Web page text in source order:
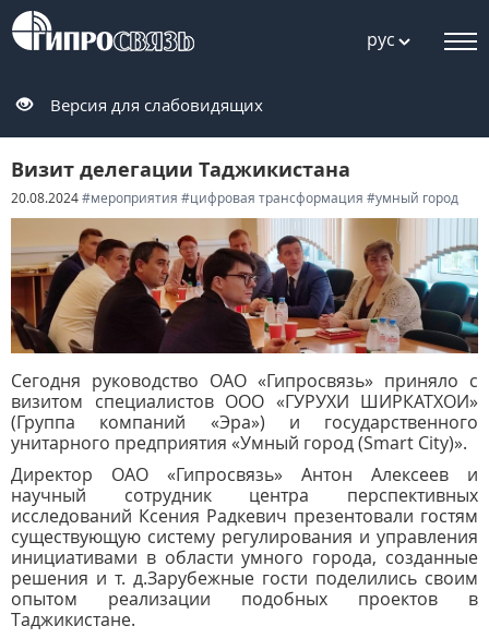
рус
Версия для слабовидящих
Визит делегации Таджикистана
20.08.2024#мероприятия #цифровая трансформация #умный город
Сегодня руководство ОАО «Гипросвязь» приняло с
визитом специалистов ООО «ГУРУХИ ШИРКАТХОИ»
(Группа компаний «Эра») и государственного
унитарного предприятия «Умный город (Smart City)».
Директор ОАО «Гипросвязь» Антон Алексеев и
научный сотрудник центра перспективных
исследований Ксения Радкевич презентовали гостям
существующую систему регулирования и управления
инициативами в области умного города, созданные
решения и т. д.Зарубежные гости поделились своим
опытом реализации подобных проектов в
Таджикистане.